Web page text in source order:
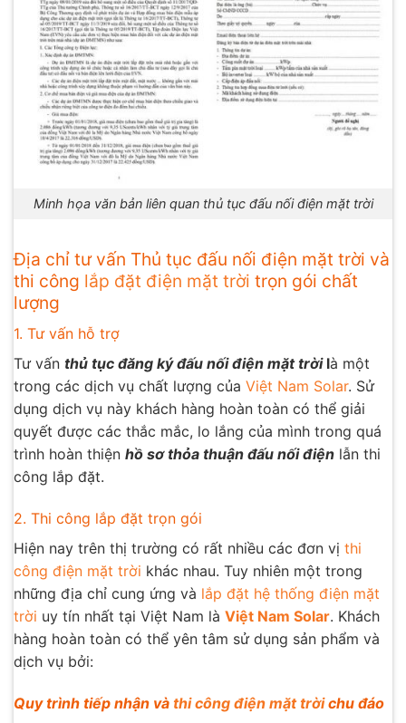
Minh họa văn bản liên quan thủ tục đấu nối điện mặt trời
Địa chỉ tư vấn Thủ tục đấu nối điện mặt trời và
thi công lắp đặt điện mặt trời trọn gói chất
lượng
1. Tư vấn hỗ trợ
Tư vấn thủ tục đăng ký đấu nối điện mặt trờilà một
trong các dịch vụ chất lượng của Việt Nam Solar. Sử
dụng dịch vụ này khách hàng hoàn toàn có thể giải
quyết được các thắc mắc, lo lắng của mình trong quá
trình hoàn thiện hồ sơ thỏa thuận đấu nối điện lẫn thi
công lắp đặt.
2. Thi công lắp đặt trọn gói
Hiện nay trên thị trường có rất nhiều các đơn vị thi
công điện mặt trời khác nhau. Tuy nhiên một trong
những địa chỉ cung ứng và lắp đặt hệ thống điện mặt
trời uy tín nhất tại Việt Nam là Việt Nam Solar. Khách
hàng hoàn toàn có thể yên tâm sử dụng sản phẩm và
dịch vụ bởi:
Quy trình tiếp nhận và thi công điện mặt trờichu đáo